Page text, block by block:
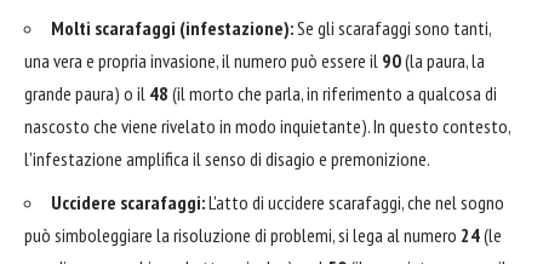
Molti scarafaggi (infestazione):Se gli scarafaggi sono tanti,
una vera e propria invasione, il numero può essere il 90(la paura, la
grande paura) o il 48 (il morto che parla, in riferimento a qualcosa di
nascosto che viene rivelato in modo inquietante). In questo contesto,
l'infestazione amplifica il senso di disagio e premonizione.
Uccidere scarafaggi:L'atto di uccidere scarafaggi, che nel sogno
può simboleggiare la risoluzione di problemi, si lega al numero 24(le